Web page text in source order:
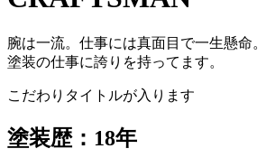
腕は一流。仕事には真面目で一生懸命。
塗装の仕事に誇りを持ってます。
こだわりタイトルが入ります
塗装歴：18年